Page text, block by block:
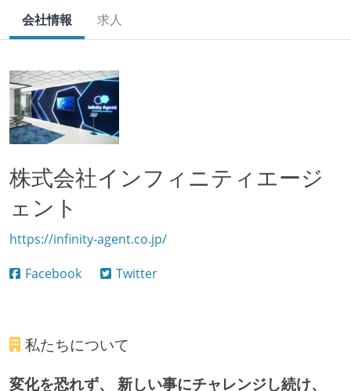
会社情報 求人
株式会社インフィニティエージ
ェント
https://infinity-agent.co.jp/
Facebook
Twitter
私たちについて
変化を恐れず、 新しい事にチャレンジし続け、